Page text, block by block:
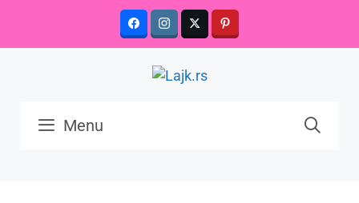
content
Menu